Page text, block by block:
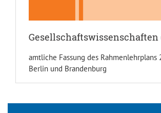
Gesellschaftswissenschaften
amtliche Fassung des Rahmenlehrplans
Berlin und Brandenburg